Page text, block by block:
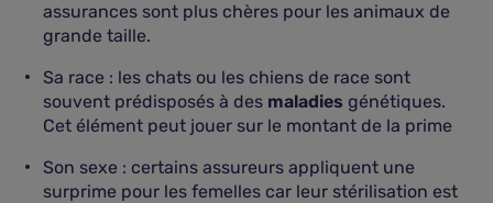
assurances sont plus chères pour les animaux de
grande taille.
Sa race : les chats ou les chiens de race sont
souvent prédisposés à des maladies génétiques.
Cet élément peut jouer sur le montant de la prime
Son sexe : certains assureurs appliquent une
surprime pour les femelles car leur stérilisation est